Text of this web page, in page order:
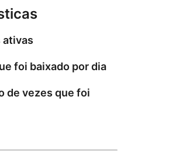
ativas
foi baixado por dia
de vezes que foi